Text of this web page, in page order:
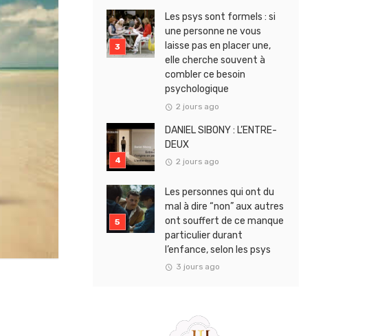
Les psys sont formels : si
une personne ne vous
laisse pas en placer une,
elle cherche souvent à
combler ce besoin
psychologique
2 jours ago
DANIEL SIBONY : L’ENTRE-
DEUX
2 jours ago
Les personnes qui ont du
mal à dire “non” aux autres
ont souffert de ce manque
particulier durant
l’enfance, selon les psys
3 jours ago